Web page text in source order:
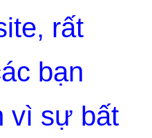
rất
bạn
vì sự bất